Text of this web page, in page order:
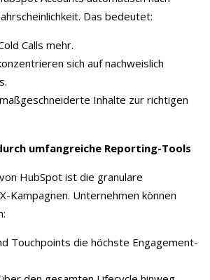
Das bedeutet:
Calls mehr.
sich auf nachweislich
Inhalte zur richtigen
umfangreiche Reporting-Tools
HubSpot ist die granulare
Kampagnen. Unternehmen können
Touchpoints die höchste Engagement-